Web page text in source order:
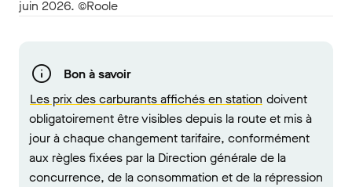
juin 2026. ©Roole
Bon à savoir
Les prix des carburants affichés en station doivent
obligatoirement être visibles depuis la route et mis à
jour à chaque changement tarifaire, conformément
aux règles fixées par la Direction générale de la
concurrence, de la consommation et de la répression